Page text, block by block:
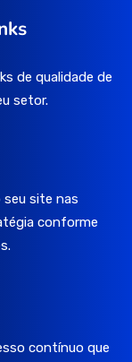
de qualidade de
setor.
site nas
conforme
contínuo que